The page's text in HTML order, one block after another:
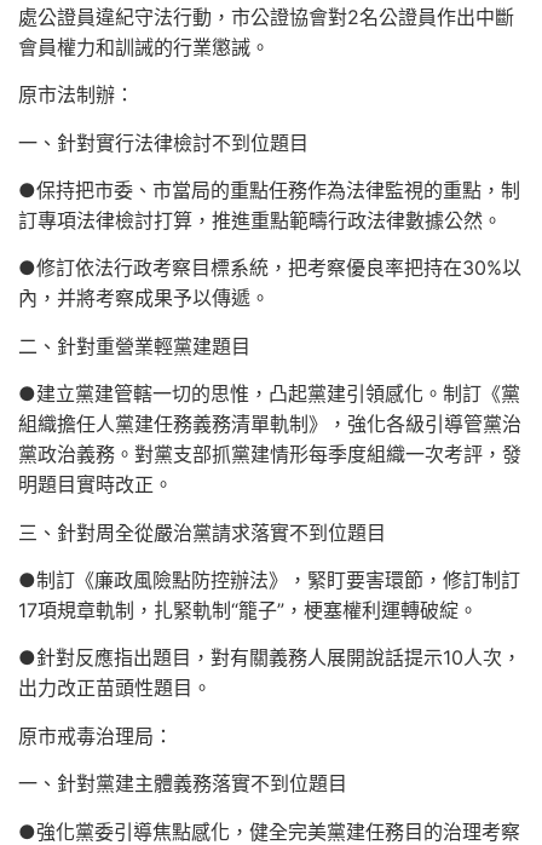
處公證員違紀守法行動，市公證協會對2名公證員作出中斷
會員權力和訓誡的行業懲誡。
原市法制辦：
一、針對實行法律檢討不到位題目
●保持把市委、市當局的重點任務作為法律監視的重點，制
訂專項法律檢討打算，推進重點範疇行政法律數據公然。
●修訂依法行政考察目標系統，把考察優良率把持在30%以
內，并將考察成果予以傳遞。
二、針對重營業輕黨建題目
●建立黨建管轄一切的思惟，凸起黨建引領感化。制訂《黨
組織擔任人黨建任務義務清單軌制》，強化各級引導管黨治
黨政治義務。對黨支部抓黨建情形每季度組織一次考評，發
明題目實時改正。
三、針對周全從嚴治黨請求落實不到位題目
●制訂《廉政風險點防控辦法》，緊盯要害環節，修訂制訂
17項規章軌制，扎緊軌制“籠子”，梗塞權利運轉破綻。
●針對反應指出題目，對有關義務人展開說話提示10人次，
出力改正苗頭性題目。
原市戒毒治理局：
一、針對黨建主體義務落實不到位題目
●強化黨委引導焦點感化，健全完美黨建任務目的治理考察